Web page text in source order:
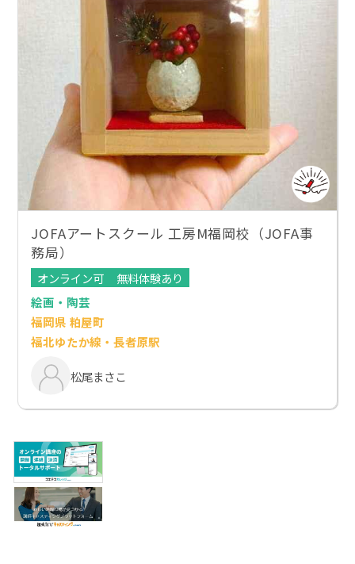
JOFAアートスクール 工房M福岡校（JOFA事
務局）
オンライン可
無料体験あり
絵画・陶芸
福岡県 粕屋町
福北ゆたか線・長者原駅
松尾まさこ